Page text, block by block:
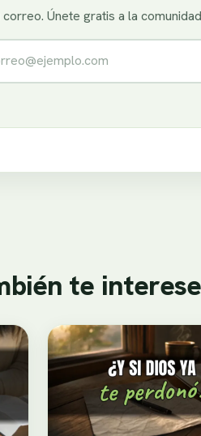
Únete gratis a la
electrónico
te interese